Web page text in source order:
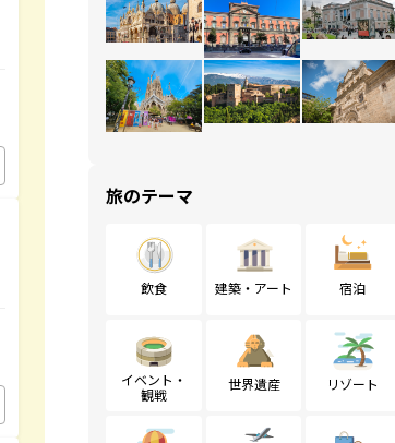
旅のテーマ
飲食 建築・アート 宿泊
イベント・
観戦
世界遺産 リゾート